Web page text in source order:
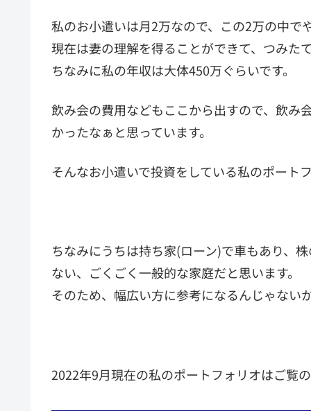
私のお小遣いは月2万なので、この2万の中で
現在は妻の理解を得ることができて、つみた
ちなみに私の年収は大体450万ぐらいです。
飲み会の費用などもここから出すので、飲み
かったなぁと思っています。
そんなお小遣いで投資をしている私のポート
ちなみにうちは持ち家(ローン)で車もあり、
ない、ごくごく一般的な家庭だと思います。
そのため、幅広い方に参考になるんじゃない
2022年9月現在の私のポートフォリオはご覧